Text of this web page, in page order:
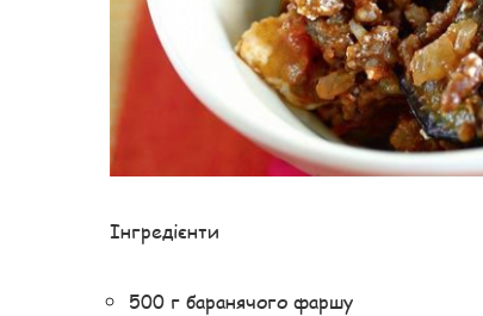
Інгредієнти
500 г баранячого фаршу